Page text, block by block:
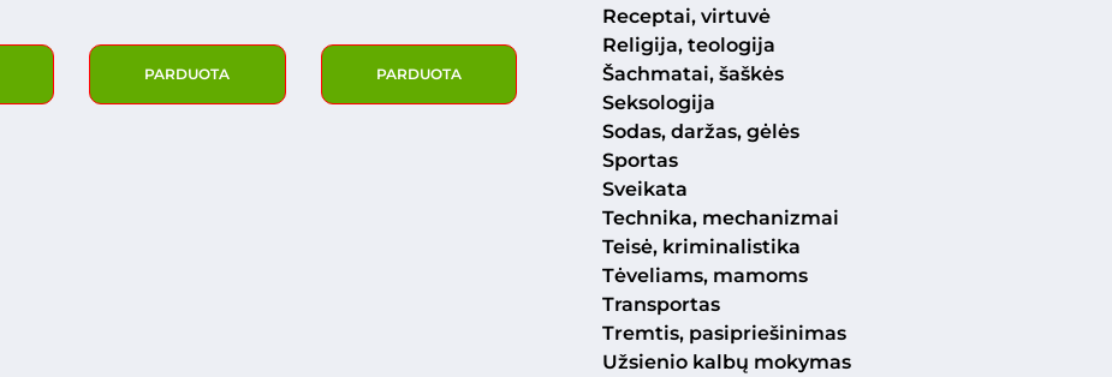
PARDUOTA PARDUOTA
Receptai, virtuvė
Religija, teologija
Šachmatai, šaškės
Seksologija
Sodas, daržas, gėlės
Sportas
Sveikata
Technika, mechanizmai
Teisė, kriminalistika
Tėveliams, mamoms
Transportas
Tremtis, pasipriešinimas
Užsienio kalbų mokymas